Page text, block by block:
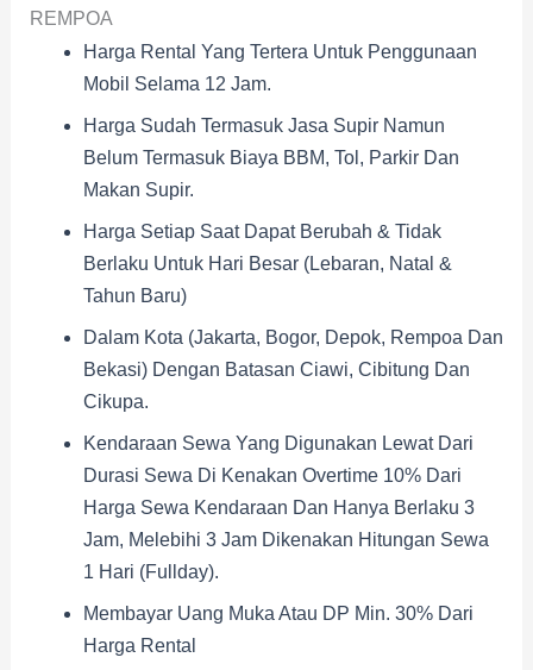
REMPOA
Harga Rental Yang Tertera Untuk Penggunaan
Mobil Selama 12 Jam.
Harga Sudah Termasuk Jasa Supir Namun
Belum Termasuk Biaya BBM, Tol, Parkir Dan
Makan Supir.
Harga Setiap Saat Dapat Berubah & Tidak
Berlaku Untuk Hari Besar (Lebaran, Natal &
Tahun Baru)
Dalam Kota (Jakarta, Bogor, Depok, Rempoa Dan
Bekasi) Dengan Batasan Ciawi, Cibitung Dan
Cikupa.
Kendaraan Sewa Yang Digunakan Lewat Dari
Durasi Sewa Di Kenakan Overtime 10% Dari
Harga Sewa Kendaraan Dan Hanya Berlaku 3
Jam, Melebihi 3 Jam Dikenakan Hitungan Sewa
1 Hari (fullday).
Membayar Uang Muka Atau DP Min. 30% Dari
Harga Rental